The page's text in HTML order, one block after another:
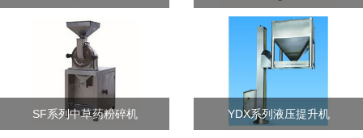
SF系列中草药粉碎机 YDX系列液压提升机